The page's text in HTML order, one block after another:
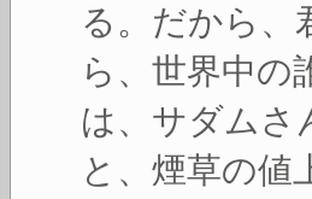
る。だから、
ら、世界中
は、サダムさ
と、煙草の